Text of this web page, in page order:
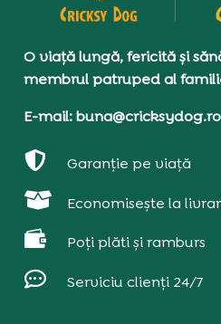
O viață lungă, fericită și
membrul patruped al
E-mail: buna@cricksydog.ro
 Garanție pe viață
 Economisește la
 Poți plăti și ramburs
 Serviciu clienți 24/7